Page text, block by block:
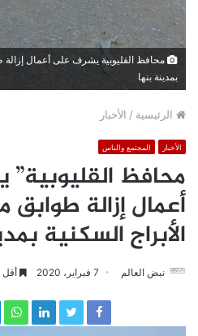
محافظ القليوبية يشرف على أعمال إزالة
بمدينة بنها
الرئيسية / الأخبار
الأخبار المجتمع والناس
محافظ
أعمال إزالة طوابق
الأبراج السكنية
نبض العالم 7 فبراير، 2020 أقل